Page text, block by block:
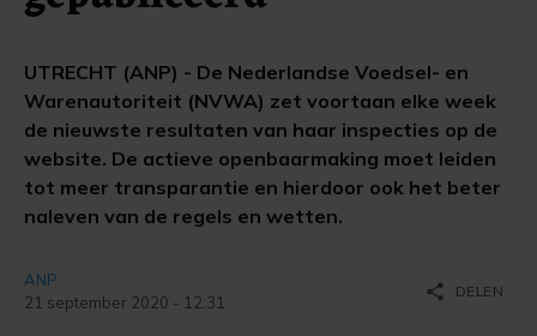
UTRECHT (ANP) - De Nederlandse Voedsel- en
Warenautoriteit (NVWA) zet voortaan elke week
de nieuwste resultaten van haar inspecties op de
website. De actieve openbaarmaking moet leiden
tot meer transparantie en hierdoor ook het beter
naleven van de regels en wetten.
ANP
21 september 2020 - 12:31
share DELEN